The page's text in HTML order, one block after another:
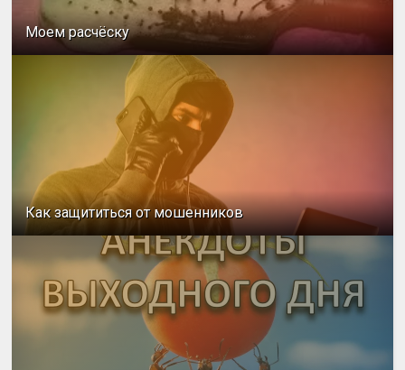
Моем расчёску
Как защититься от мошенников